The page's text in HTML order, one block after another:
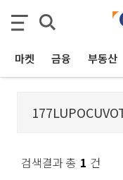
마켓 금융 부동산
검색결과 총 1 건